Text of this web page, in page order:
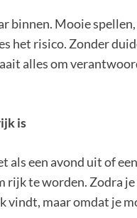
binnen. Mooie
het risico. Zonder
alles om
is
een avond uit of
rijk te worden. Zodra
vindt, maar omdat je